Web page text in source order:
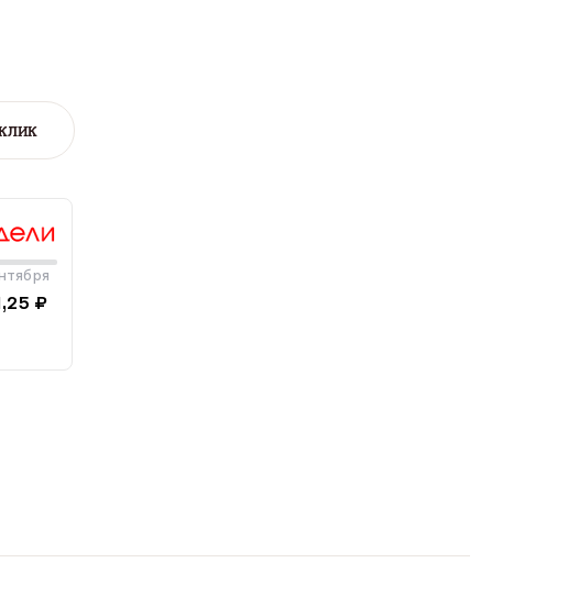
₽